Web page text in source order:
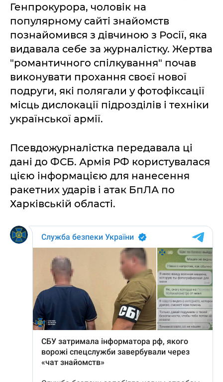
Генпрокурора, чоловік на
популярному сайті знайомств
познайомився з дівчиною з Росії, яка
видавала себе за журналістку. Жертва
"романтичного спілкування" почав
виконувати прохання своєї нової
подруги, які полягали у фотофіксації
місць дислокації підрозділів і техніки
української армії.
Псевдожурналістка передавала ці
дані до ФСБ. Армія РФ користувалася
цією інформацією для нанесення
ракетних ударів і атак БпЛА по
Харківській області.